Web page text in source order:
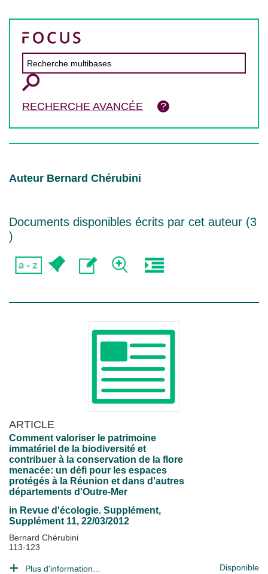
RECHERCHE AVANCÉE
Auteur Bernard Chérubini
Documents disponibles écrits par cet auteur (3
)
ARTICLE
Comment valoriser le patrimoine
immatériel de la biodiversité et
contribuer à la conservation de la flore
menacée: un défi pour les espaces
protégés à la Réunion et dans d'autres
départements d'Outre-Mer
in Revue d'écologie. Supplément,
Supplément 11, 22/03/2012
Bernard Chérubini
113-123
Plus d'information... Disponible